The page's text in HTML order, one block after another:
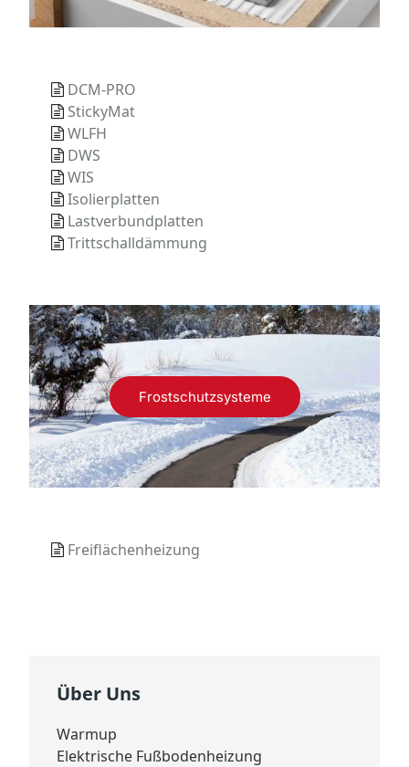
DCM-PRO
StickyMat
WLFH
DWS
WIS
Isolierplatten
Lastverbundplatten
Trittschalldämmung
Frostschutzsysteme
Freiflächenheizung
Über Uns
Warmup
Elektrische Fußbodenheizung